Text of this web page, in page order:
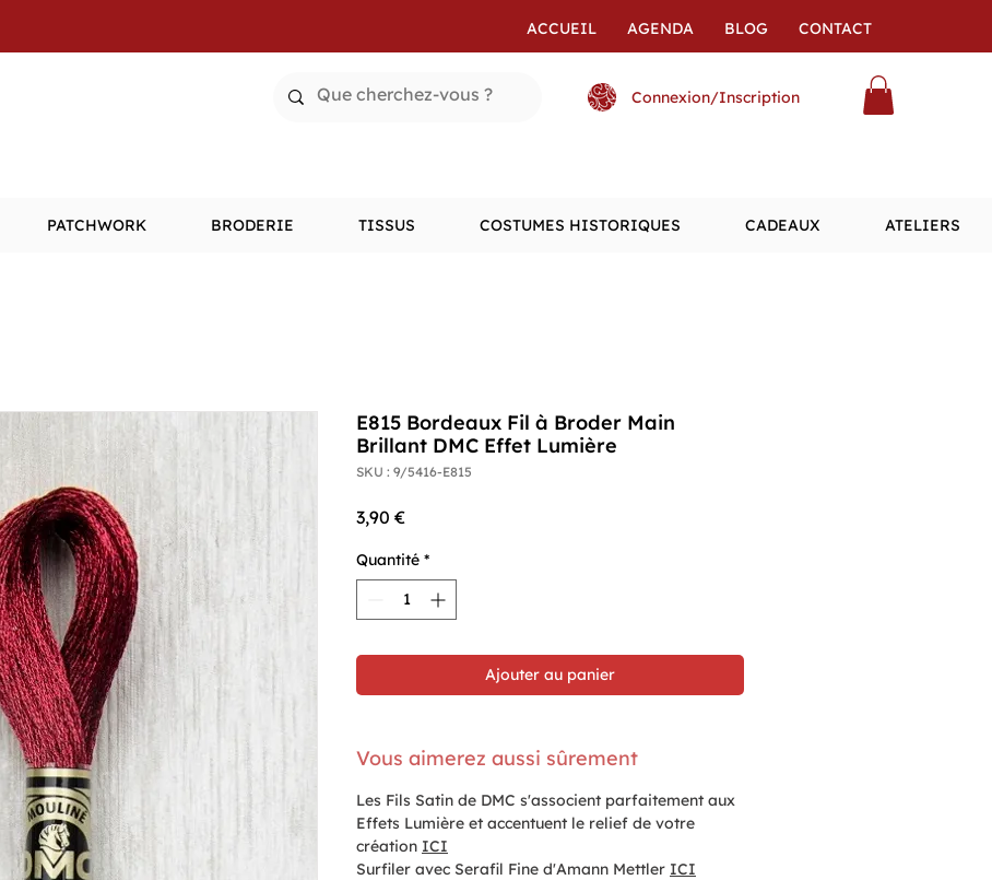
ACCUEIL AGENDA BLOG CONTACT
Connexion/Inscription
PATCHWORK BRODERIE TISSUS COSTUMES HISTORIQUES CADEAUX ATELIERS
E815 Bordeaux Fil à Broder Main
Brillant DMC Effet Lumière
SKU : 9/5416-E815
3,90 €Prix
Quantité *
Ajouter au panier
Vous aimerez aussi sûrement
Les Fils Satin de DMC s'associent parfaitement aux
Effets Lumière et accentuent le relief de votre
création ICI
Surfiler avec Serafil Fine d'Amann Mettler ICI